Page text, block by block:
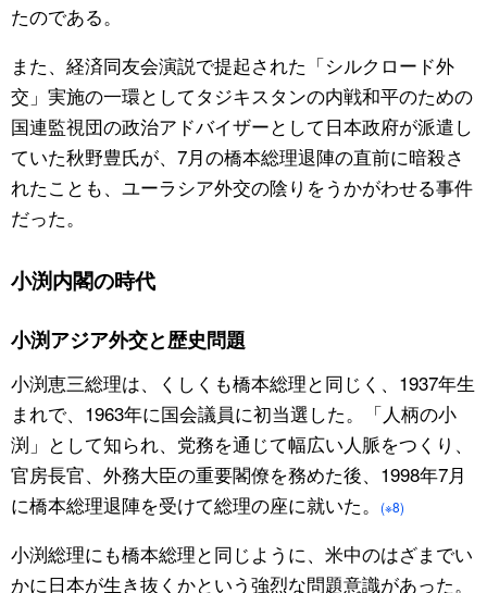
たのである。
また、経済同友会演説で提起された「シルクロード外
交」実施の一環としてタジキスタンの内戦和平のための
国連監視団の政治アドバイザーとして日本政府が派遣し
ていた秋野豊氏が、7月の橋本総理退陣の直前に暗殺さ
れたことも、ユーラシア外交の陰りをうかがわせる事件
だった。
小渕内閣の時代
小渕アジア外交と歴史問題
小渕恵三総理は、くしくも橋本総理と同じく、1937年生
まれで、1963年に国会議員に初当選した。「人柄の小
渕」として知られ、党務を通じて幅広い人脈をつくり、
官房長官、外務大臣の重要閣僚を務めた後、1998年7月
に橋本総理退陣を受けて総理の座に就いた。
(※8)
小渕総理にも橋本総理と同じように、米中のはざまでい
かに日本が生き抜くかという強烈な問題意識があった。